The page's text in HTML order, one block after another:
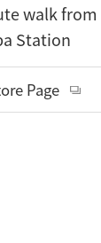
walk from
Station
Page